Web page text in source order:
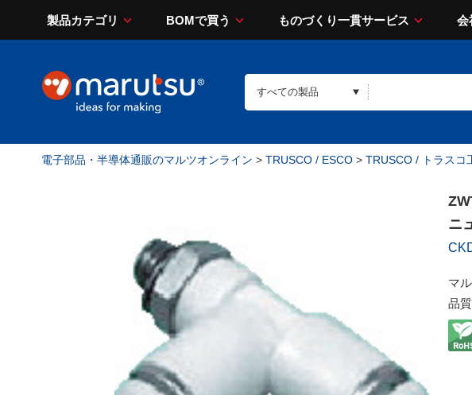
製品カテゴリ BOMで買う ものづくり一貫サービス 会
電子部品・半導体通販のマルツオンライン > TRUSCO / ESCO > TRUSCO / トラスコ
ニ
マ
品